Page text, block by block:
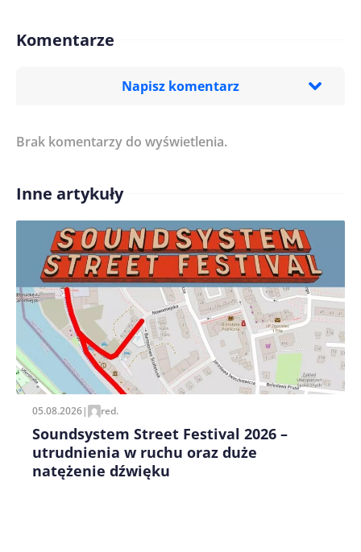
Komentarze
Napisz komentarz
Treść komentarza*
Imię/ Nick*
Zapamiętaj moje dane w tej przeglądarce podczas
pisania kolejnych komentarzy.
Brak komentarzy do wyświetlenia.
Inne artykuły
05.08.2026| red.
Soundsystem Street Festival 2026 –
utrudnienia w ruchu oraz duże
natężenie dźwięku